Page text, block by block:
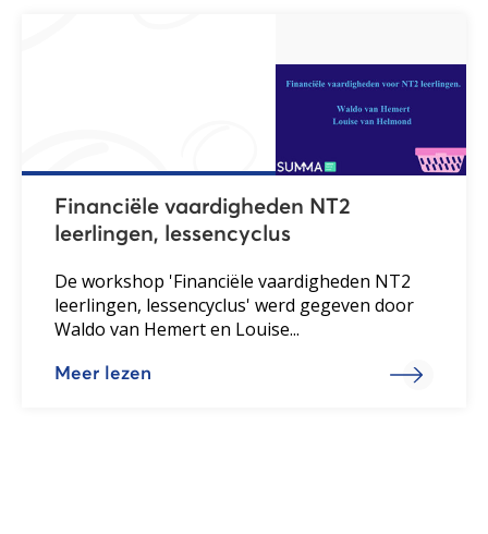
Financiële vaardigheden NT2
leerlingen, lessencyclus
De workshop 'Financiële vaardigheden NT2
leerlingen, lessencyclus' werd gegeven door
Waldo van Hemert en Louise...
Meer lezen